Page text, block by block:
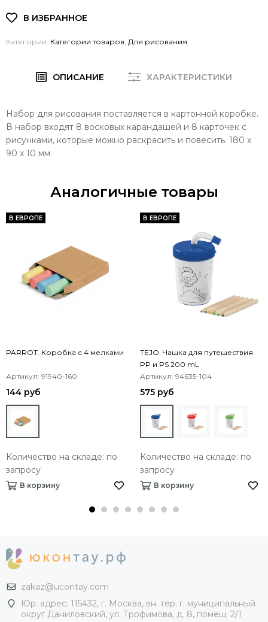
Категории: Категории товаров Для рисования
ОПИСАНИЕ ХАРАКТЕРИСТИКИ
Набор для рисования поставляется в картонной коробке.
В набор входят 8 восковых карандашей и 8 карточек с
рисунками, которые можно раскрасить и повесить. 180 x
90 x 10 мм
Аналогичные товары
В ЕВРОПЕ
PARROT. Коробка с 4 мелками
Артикул: 91940-160
144 руб
Количество на складе: по
запросу
В корзину
В ЕВРОПЕ
TEJO. Чашка для путешествия
PP и PS 200 mL
Артикул: 94635-104
575 руб
Количество на складе: по
запросу
В корзину
zakaz@ucontay.com
Юр. адрес: 115432, г. Москва, вн. тер. г. муниципальный
округ Даниловский, ул. Трофимова, д. 8, помещ. 2/1